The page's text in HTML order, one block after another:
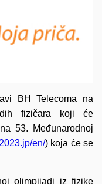
BH Telecoma na
fizičara koji će
53. Međunarodnoj
en/) koja će se
olimpijadi iz fizike